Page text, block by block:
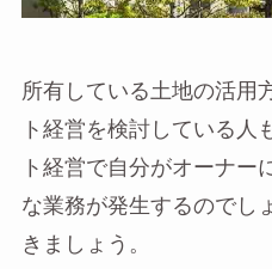
所有している土地の活用
ト経営を検討している人
ト経営で自分がオーナー
な業務が発生するのでし
きましょう。